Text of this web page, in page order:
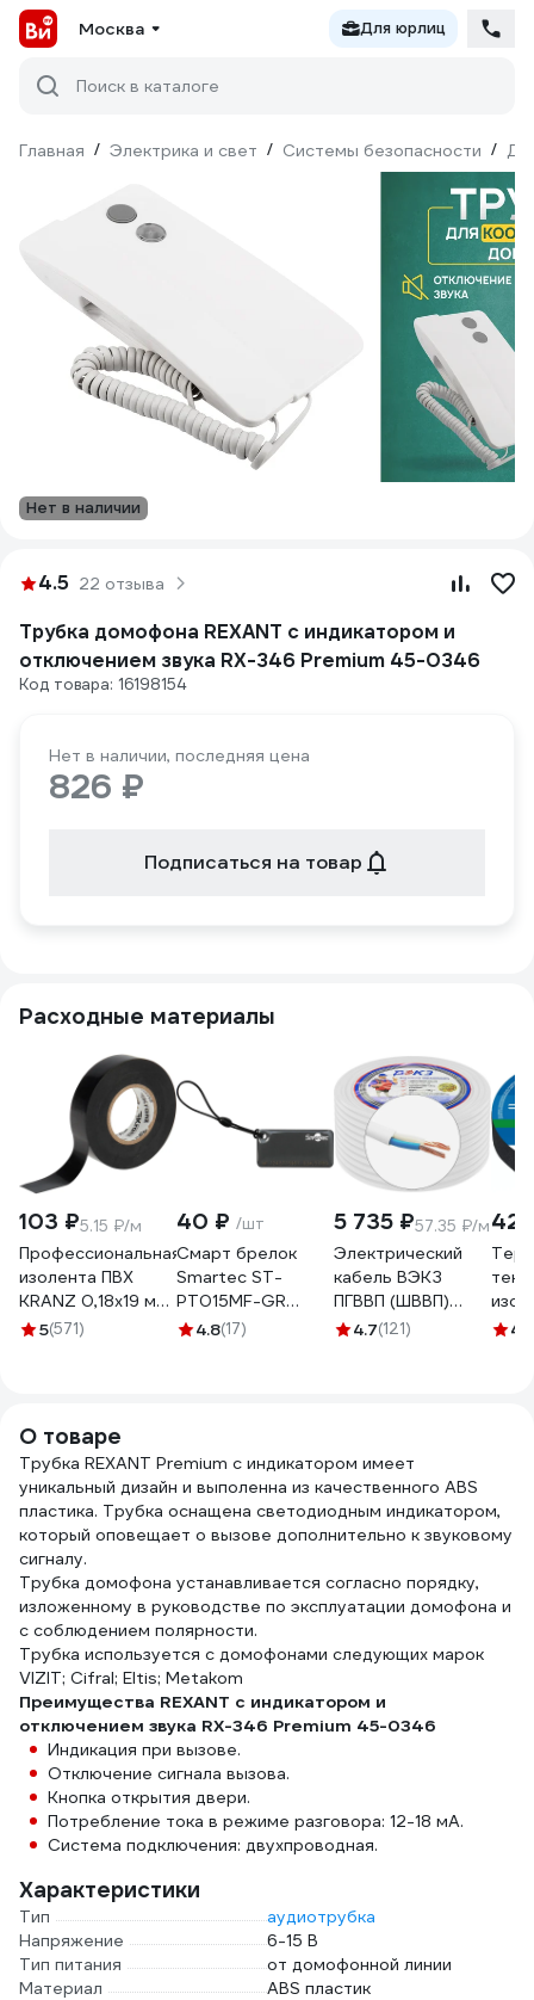
Москва Для юрлиц
Поиск в каталоге
Главная / Электрика и свет / Системы безопасности /
Нет в наличии
4.5 22 отзыва
Трубка домофона REXANT с индикатором и
отключением звука RX-346 Premium 45-0346
Код товара: 16198154
Нет в наличии, последняя цена
826 ₽
Подписаться на товар
Расходные материалы
103 ₽5.15 ₽/м
Профессиональная
изолента ПВХ
KRANZ 0,18х19 мм,
20 м, черная KR-
5(571)
40 ₽ /шт
Cмарт брелок
Smartec ST-
PT015MF-GR
Mifare-
4.8(17)
5 735 ₽57.35 ₽/м
Электрический
кабель ВЭКЗ
ПГВВП (ШВВП)
2x1,5 мм2 ГОСТ
4.7(121) 4.8
О товаре
Трубка REXANT Premium с индикатором имеет
уникальный дизайн и выполенна из качественного ABS
пластика. Трубка оснащена светодиодным индикатором,
который оповещает о вызове дополнительно к звуковому
сигналу.
Трубка домофона устанавливается согласно порядку,
изложенному в руководстве по эксплуатации домофона и
с соблюдением полярности.
Трубка используется с домофонами следующих марок
VIZIT; Cifral; Eltis; Metakom
Преимущества REXANT с индикатором и
отключением звука RX-346 Premium 45-0346
Индикация при вызове.
Отключение сигнала вызова.
Кнопка открытия двери.
Потребление тока в режиме разговора: 12-18 мА.
Система подключения: двухпроводная.
Характеристики
Тип
аудиотрубка
Напряжение
6-15 В
Тип питания
от домофонной линии
Материал
ABS пластик